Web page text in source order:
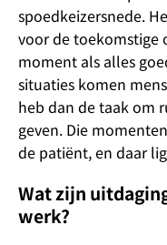
spoedkeizersnede.
voor de toekomstige
moment als alles
situaties komen
heb dan de taak om
geven. Die
de patiënt, en daar
Wat zijn
werk?